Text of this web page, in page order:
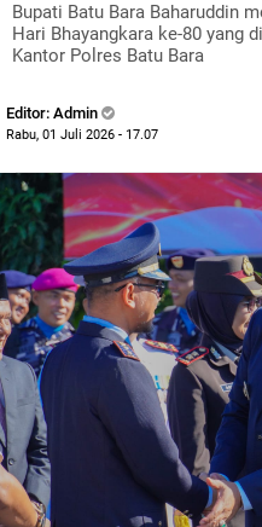
Bupati Batu Bara Baharuddin
Hari Bhayangkara ke-80 yang
Kantor Polres Batu Bara
Editor: Admin
Rabu, 01 Juli 2026 - 17.07